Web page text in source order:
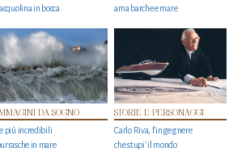
in bocca
ama barche e mare
DA SOGNO
più incredibili
in mare
STORIE E PERSONAGGI
Carlo Riva, l’ingegnere
che stupi' il mondo